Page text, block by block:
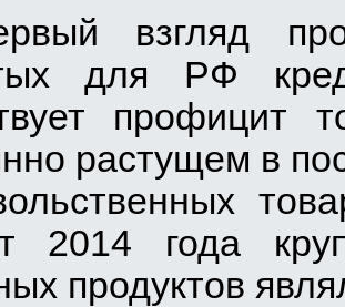
взгляд
для РФ
профицит
растущем в
2014 года
продуктов